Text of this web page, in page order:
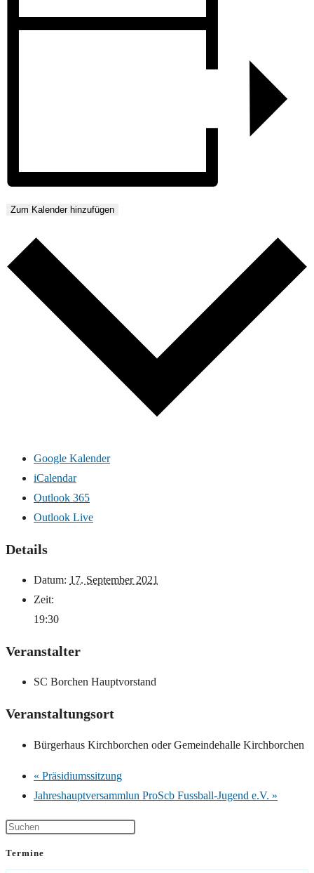
Zum Kalender hinzufügen
Google Kalender
iCalendar
Outlook 365
Outlook Live
Details
Datum: 17. September 2021
Zeit:
19:30
Veranstalter
SC Borchen Hauptvorstand
Veranstaltungsort
Bürgerhaus Kirchborchen oder Gemeindehalle Kirchborchen
« Präsidiumssitzung
Jahreshauptversammlun ProScb Fussball-Jugend e.V. »
Termine